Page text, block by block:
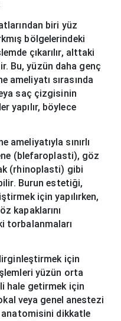
biri yüz
bölgelerindeki
çıkarılır, alttaki
Bu, yüzün daha genç
ameliyatı sırasında
saç çizgisinin
yapılır, böylece
ameliyatıyla sınırlı
(blefaroplasti), göz
(rhinoplasti) gibi
Burun estetiği,
için yapılırken,
kapaklarını
torbalanmaları
için
yüzün orta
hale getirmek için
veya genel anestezi
anatomisini dikkatle